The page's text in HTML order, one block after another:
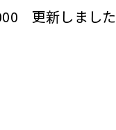
更新しました